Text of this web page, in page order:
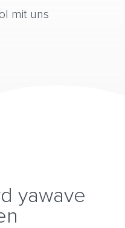
mit uns
yawave